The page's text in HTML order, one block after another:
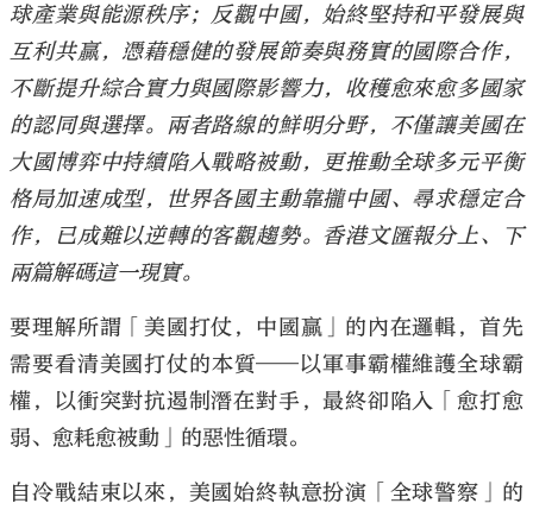
球產業與能源秩序；反觀中國，始終堅持和平發展與
互利共贏，憑藉穩健的發展節奏與務實的國際合作，
不斷提升綜合實力與國際影響力，收穫愈來愈多國家
的認同與選擇。兩者路線的鮮明分野，不僅讓美國在
大國博弈中持續陷入戰略被動，更推動全球多元平衡
格局加速成型，世界各國主動靠攏中國、尋求穩定合
作，已成難以逆轉的客觀趨勢。香港文匯報分上、下
兩篇解碼這一現實。
要理解所謂「美國打仗，中國贏」的內在邏輯，首先
需要看清美國打仗的本質——以軍事霸權維護全球霸
權，以衝突對抗遏制潛在對手，最終卻陷入「愈打愈
弱、愈耗愈被動」的惡性循環。
自冷戰結束以來，美國始終執意扮演「全球警察」的